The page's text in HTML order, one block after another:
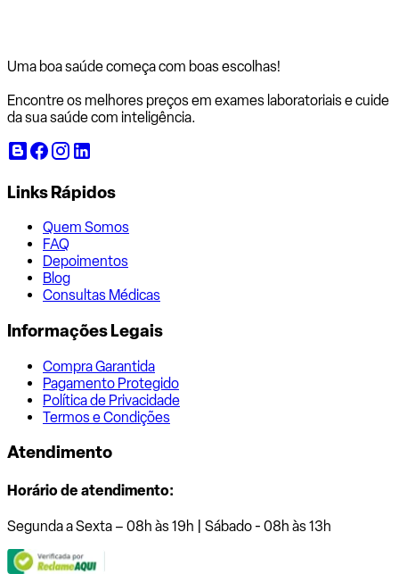
Uma boa saúde começa com boas escolhas!
Encontre os melhores preços em exames laboratoriais e cuide
da sua saúde com inteligência.
Links Rápidos
Quem Somos
FAQ
Depoimentos
Blog
Consultas Médicas
Informações Legais
Compra Garantida
Pagamento Protegido
Política de Privacidade
Termos e Condições
Atendimento
Horário de atendimento:
Segunda a Sexta – 08h às 19h | Sábado - 08h às 13h